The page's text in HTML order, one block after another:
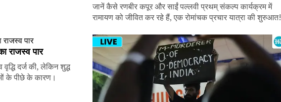
जानें कैसे रणबीर कपूर और साईं पल्लवी प्रथम् संकल्प कार्यक्रम में
रामायण को जीवित कर रहे हैं, एक रोमांचक प्रचार यात्रा की शुरुआत!
राजस्व पार
दर्ज की, लेकिन शुद्ध
के पीछे के कारण।